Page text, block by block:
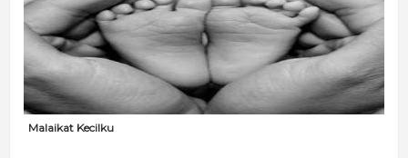
Malaikat Kecilku